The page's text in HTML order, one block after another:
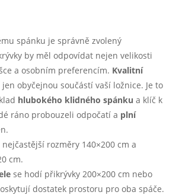
spánku je správně zvolený
by měl odpovídat nejen velikosti
a osobním preferencím. Kvalitní
obyčejnou součástí vaší ložnice. Je to
hlubokého klidného spánku a klíč k
ráno probouzeli odpočatí a plní
nejčastější rozměry 140×200 cm a
cm.
se hodí přikrývky 200×200 cm nebo
dostatek prostoru pro oba spáče.